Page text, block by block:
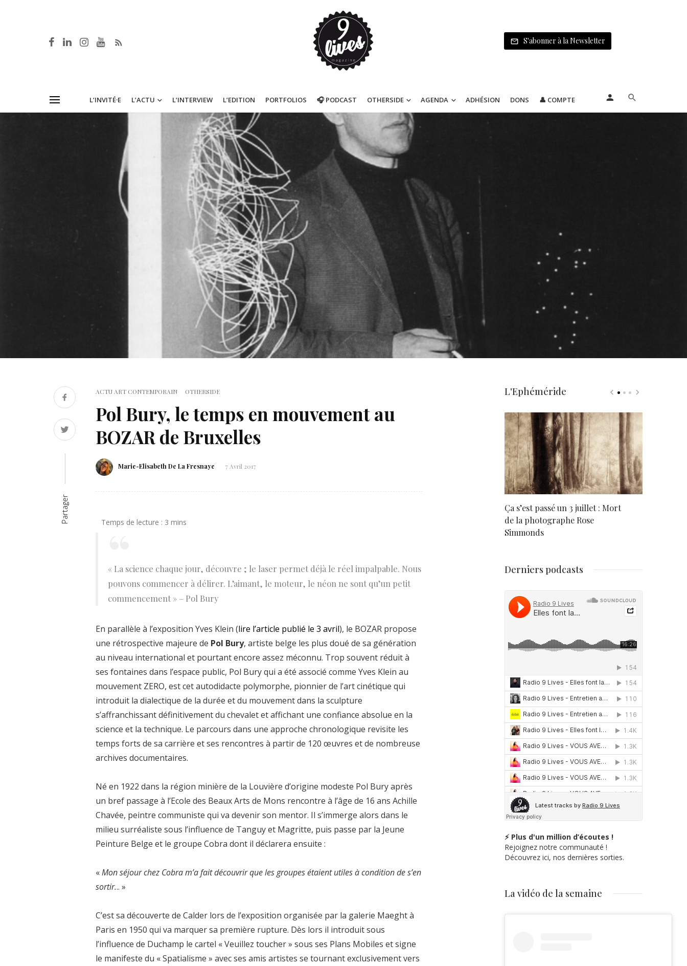
S'abonner à la Newsletter
L’INVITÉ·E L’ACTU L’INTERVIEW L’EDITION PORTFOLIOS 🎧 PODCAST OTHERSIDE AGENDA ADHÉSION DONS 👤 COMPTE
Partager
ACTU ART CONTEMPORAIN OTHERSIDE
Pol Bury, le temps en mouvement au
BOZAR de Bruxelles
Marie-Elisabeth De La Fresnaye 7 Avril 2017
« La science chaque jour, découvre ; le laser permet déjà le réel impalpable. Nous
pouvons commencer à délirer. L’aimant, le moteur, le néon ne sont qu’un petit
commencement » – Pol Bury
En parallèle à l’exposition Yves Klein (lire l’article publié le 3 avril), le BOZAR propose
une rétrospective majeure de Pol Bury, artiste belge les plus doué de sa génération
au niveau international et pourtant encore assez méconnu. Trop souvent réduit à
ses fontaines dans l’espace public, Pol Bury qui a été associé comme Yves Klein au
mouvement ZERO, est cet autodidacte polymorphe, pionnier de l’art cinétique qui
introduit la dialectique de la durée et du mouvement dans la sculpture
s’affranchissant définitivement du chevalet et affichant une confiance absolue en la
science et la technique. Le parcours dans une approche chronologique revisite les
temps forts de sa carrière et ses rencontres à partir de 120 œuvres et de nombreuse
archives documentaires.
Né en 1922 dans la région minière de la Louvière d’origine modeste Pol Bury après
un bref passage à l’Ecole des Beaux Arts de Mons rencontre à l’âge de 16 ans Achille
Chavée, peintre communiste qui va devenir son mentor. Il s’immerge alors dans le
milieu surréaliste sous l’influence de Tanguy et Magritte, puis passe par la Jeune
Peinture Belge et le groupe Cobra dont il déclarera ensuite :
«Mon séjour chez Cobra m’a fait découvrir que les groupes étaient utiles à condition de s’en
sortir... »
C’est sa découverte de Calder lors de l’exposition organisée par la galerie Maeght à
Paris en 1950 qui va marquer sa première rupture. Dès lors il introduit sous
l’influence de Duchamp le cartel « Veuillez toucher » sous ses Plans Mobiles et signe
le manifeste du « Spatialisme » avec ses amis artistes se tournant exclusivement vers
L'Ephéméride
Ça s’est passé un 3 juillet : Mort
de la photographe Rose
Simmonds
Derniers podcasts
⚡ Plus d'un million d’écoutes !
Rejoignez notre communauté !
Découvrez ici, nos dernières sorties.
La vidéo de la semaine